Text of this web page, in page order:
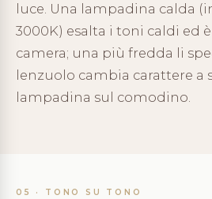
luce. Una lampadina calda
3000K) esalta i toni caldi ed
camera; una più fredda li
lenzuolo cambia carattere a
lampadina sul comodino.
05 · TONO SU TONO